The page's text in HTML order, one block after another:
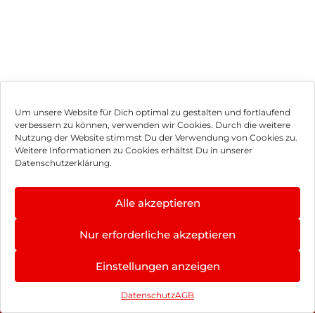
Um unsere Website für Dich optimal zu gestalten und fortlaufend
verbessern zu können, verwenden wir Cookies. Durch die weitere
Nutzung der Website stimmst Du der Verwendung von Cookies zu.
Weitere Informationen zu Cookies erhältst Du in unserer
Datenschutzerklärung.
Alle akzeptieren
Nur erforderliche akzeptieren
Einstellungen anzeigen
DatenschutzAGB
Impressum
Hinweis zur Batterieentsorgung
Newsletter
, Brodos AG – All Rights Reserved.